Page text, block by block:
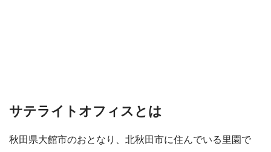
サテライトオフィスとは
秋田県大館市のおとなり、北秋田市に住んでいる里園で